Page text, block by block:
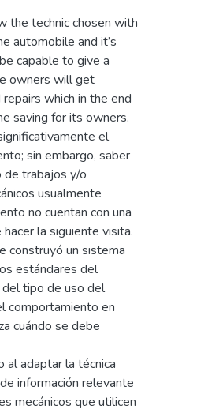
the technic chosen with
automobile and it’s
capable to give a
owners will get
which in the end
saving for its owners.
el
sin embargo, saber
de trabajos y/o
usualmente
no cuentan con una
la siguiente visita.
construyó un sistema
estándares del
tipo de uso del
comportamiento en
cuándo se debe
al adaptar la técnica
información relevante
mecánicos que utilicen